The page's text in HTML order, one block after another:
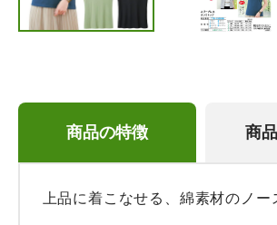
商品の特徴 商
上品に着こなせる、綿素材のノー